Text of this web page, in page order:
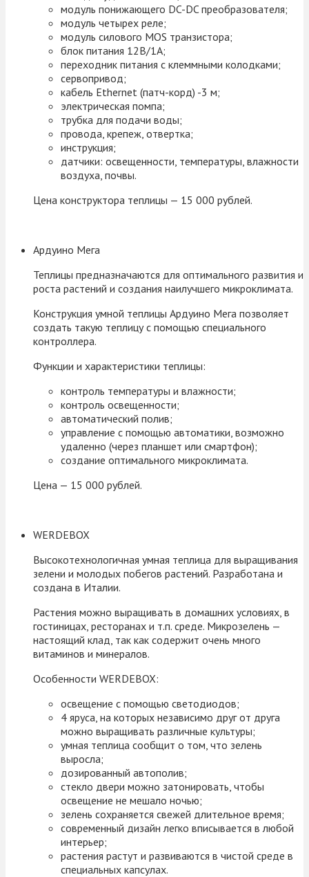
модуль понижающего DC-DC преобразователя;
модуль четырех реле;
модуль силового MOS транзистора;
блок питания 12В/1А;
переходник питания с клеммными колодками;
сервопривод;
кабель Ethernet (патч-корд) -3 м;
электрическая помпа;
трубка для подачи воды;
провода, крепеж, отвертка;
инструкция;
датчики: освещенности, температуры, влажности
воздуха, почвы.
Цена конструктора теплицы — 15 000 рублей.
Ардуино Мега
Теплицы предназначаются для оптимального развития и
роста растений и создания наилучшего микроклимата.
Конструкция умной теплицы Ардуино Мега позволяет
создать такую теплицу с помощью специального
контроллера.
Функции и характеристики теплицы:
контроль температуры и влажности;
контроль освещенности;
автоматический полив;
управление с помощью автоматики, возможно
удаленно (через планшет или смартфон);
создание оптимального микроклимата.
Цена — 15 000 рублей.
WERDEBOX
Высокотехнологичная умная теплица для выращивания
зелени и молодых побегов растений. Разработана и
создана в Италии.
Растения можно выращивать в домашних условиях, в
гостиницах, ресторанах и т.п. среде. Микрозелень —
настоящий клад, так как содержит очень много
витаминов и минералов.
Особенности WERDEBOX:
освещение с помощью светодиодов;
4 яруса, на которых независимо друг от друга
можно выращивать различные культуры;
умная теплица сообщит о том, что зелень
выросла;
дозированный автополив;
стекло двери можно затонировать, чтобы
освещение не мешало ночью;
зелень сохраняется свежей длительное время;
современный дизайн легко вписывается в любой
интерьер;
растения растут и развиваются в чистой среде в
специальных капсулах.